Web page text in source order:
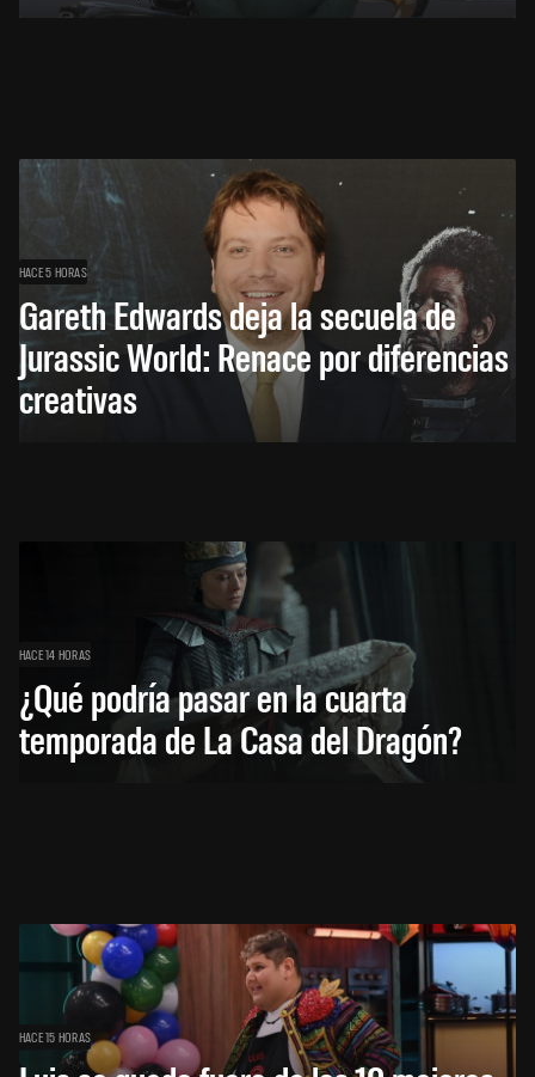
HACE 5 HORAS
Gareth Edwards deja la secuela de
Jurassic World: Renace por diferencias
creativas
HACE 14 HORAS
¿Qué podría pasar en la cuarta
temporada de La Casa del Dragón?
HACE 15 HORAS